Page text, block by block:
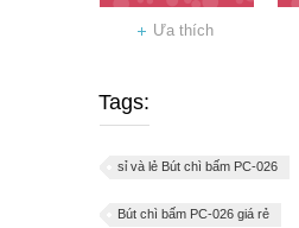
Ưa thích
Tags:
sỉ và lẻ Bút chì bấm PC-026
Bút chì bấm PC-026 giá rẻ